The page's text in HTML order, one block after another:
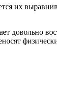
их
довольно